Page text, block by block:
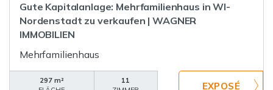
Gute Kapitalanlage: Mehrfamilienhaus in WI-
Nordenstadt zu verkaufen | WAGNER
IMMOBILIEN
Mehrfamilienhaus
297 m²
11